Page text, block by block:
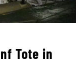
Tote in